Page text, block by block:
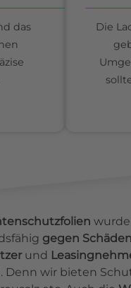
das
Die
gegen
und
wir bieten